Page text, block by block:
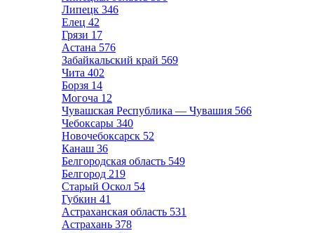
Липецк 346
Елец 42
Грязи 17
Астана 576
Забайкальский край 569
Чита 402
Борзя 14
Могоча 12
Чувашская Республика — Чувашия 566
Чебоксары 340
Новочебоксарск 52
Канаш 36
Белгородская область 549
Белгород 219
Старый Оскол 54
Губкин 41
Астраханская область 531
Астрахань 378